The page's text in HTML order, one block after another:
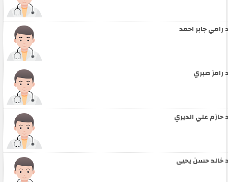
رامي جابر احمد
رامز صبري
حازم علي الديري
خالد حسن يحيى